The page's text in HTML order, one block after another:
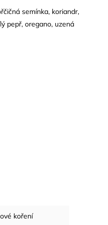
semínka, koriandr,
pepř, oregano, uzená
koření